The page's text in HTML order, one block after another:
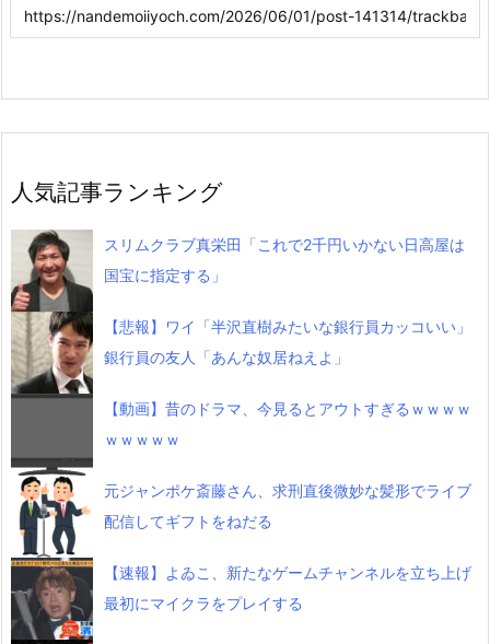
人気記事ランキング
スリムクラブ真栄田「これで2千円いかない日高屋は
国宝に指定する」
【悲報】ワイ「半沢直樹みたいな銀行員カッコいい」
銀行員の友人「あんな奴居ねえよ」
【動画】昔のドラマ、今見るとアウトすぎるｗｗｗｗ
ｗｗｗｗｗ
元ジャンポケ斎藤さん、求刑直後微妙な髪形でライブ
配信してギフトをねだる
【速報】よゐこ、新たなゲームチャンネルを立ち上げ
最初にマイクラをプレイする